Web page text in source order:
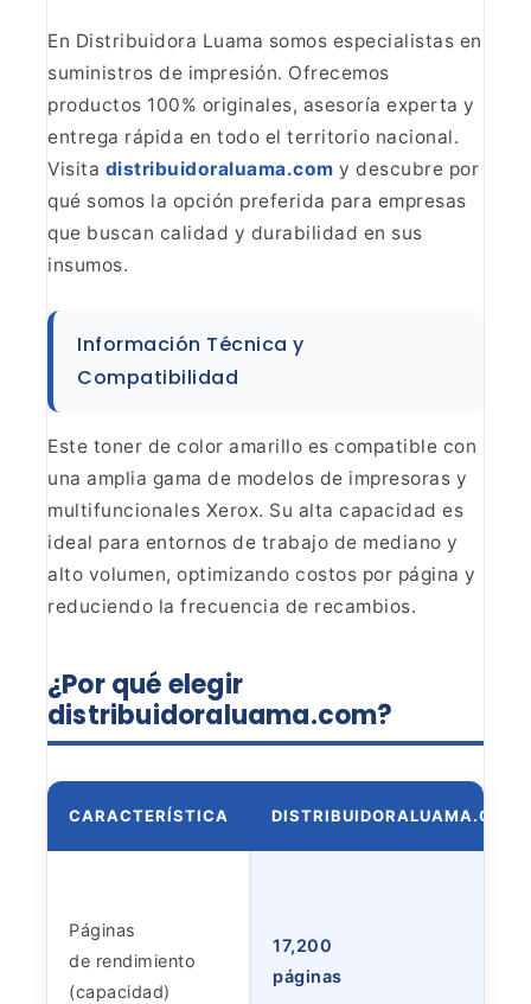
En Distribuidora Luama somos especialistas en
suministros de impresión. Ofrecemos
productos 100% originales, asesoría experta y
entrega rápida en todo el territorio nacional.
Visita distribuidoraluama.com y descubre por
qué somos la opción preferida para empresas
que buscan calidad y durabilidad en sus
insumos.
Información Técnica y
Compatibilidad
Este toner de color amarillo es compatible con
una amplia gama de modelos de impresoras y
multifuncionales Xerox. Su alta capacidad es
ideal para entornos de trabajo de mediano y
alto volumen, optimizando costos por página y
reduciendo la frecuencia de recambios.
¿Por qué elegir
distribuidoraluama.com?
CARACTERÍSTICA DISTRIBUIDORALUAMA.COM
Páginas
de rendimiento
(capacidad)
17,200
páginas